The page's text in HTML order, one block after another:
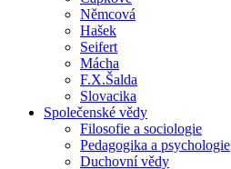
Němcová
Hašek
Seifert
Mácha
F.X.Šalda
Slovacika
Společenské vědy
Filosofie a sociologie
Pedagogika a psychologie
Duchovní vědy